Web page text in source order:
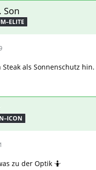
Son
Steak als Sonnenschutz
zu der Optik 🤷